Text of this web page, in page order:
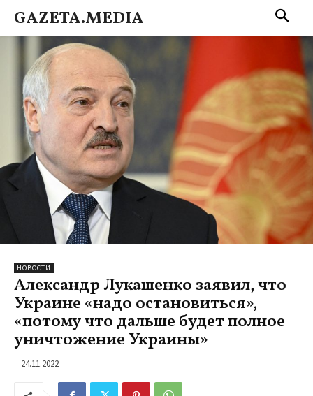
GAZETA.MEDIA
НОВОСТИ
Александр Лукашенко заявил, что
Украине «надо остановиться»,
«потому что дальше будет полное
уничтожение Украины»
24.11.2022